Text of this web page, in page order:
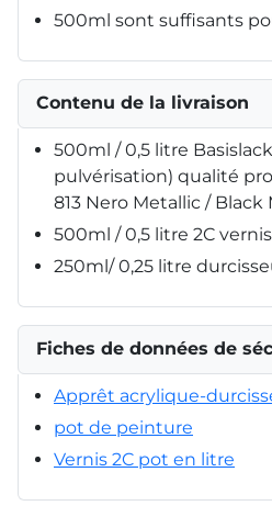
500ml sont suffisants
Contenu de la livraison
500ml / 0,5 litre
pulvérisation) qualité
813 Nero Metallic / Black
500ml / 0,5 litre 2C
250ml/ 0,25 litre
Fiches de données de
Apprêt acrylique-
pot de peinture
Vernis 2C pot en litre